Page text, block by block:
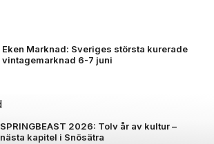
Eken Marknad: Sveriges största kurerade
vintagemarknad 6-7 juni
SPRINGBEAST 2026: Tolv år av kultur –
nästa kapitel i Snösätra